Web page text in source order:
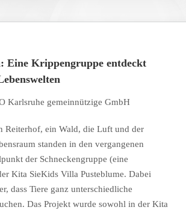
Eine Krippengruppe entdeckt
Karlsruhe gemeinnützige GmbH
Reiterhof, ein Wald, die Luft und der
standen in den vergangenen
der Schneckengruppe (eine
Kita SieKids Villa Pusteblume. Dabei
dass Tiere ganz unterschiedliche
Das Projekt wurde sowohl in der Kita